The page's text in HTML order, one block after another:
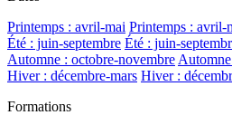
Printemps : avril-mai Printemps : avril-
Été : juin-septembre Été : juin-
Automne : octobre-novembre
Hiver : décembre-mars Hiver :
Formations